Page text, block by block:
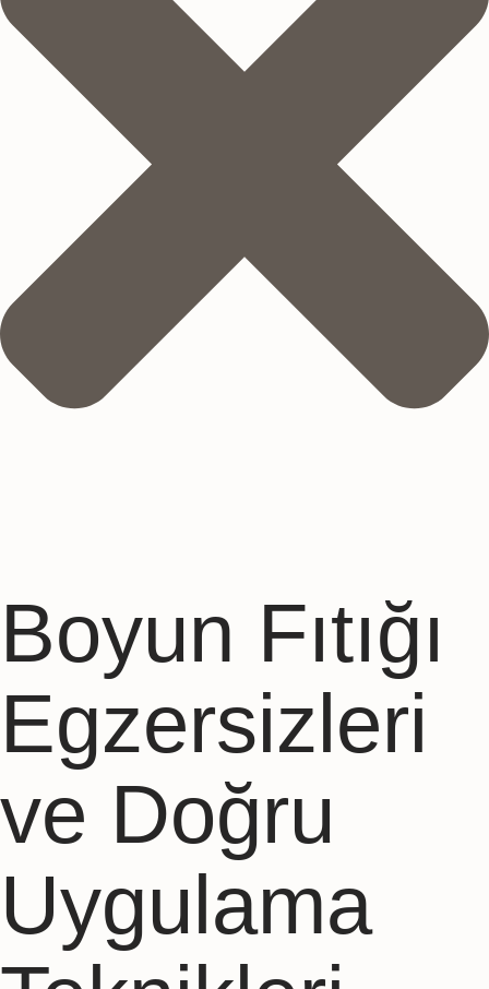
Boyun Fıtığı
Egzersizleri
ve Doğru
Uygulama